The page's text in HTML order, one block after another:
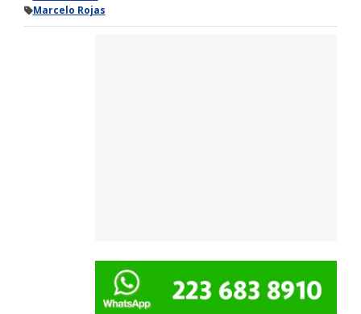
Marcelo Rojas